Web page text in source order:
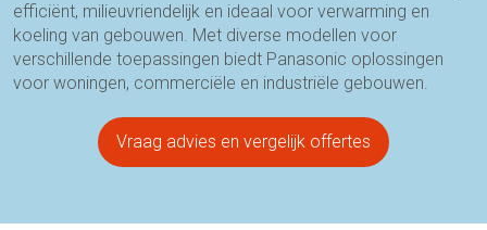
efficiënt, milieuvriendelijk en ideaal voor verwarming en
koeling van gebouwen. Met diverse modellen voor
verschillende toepassingen biedt Panasonic oplossingen
voor woningen, commerciële en industriële gebouwen.
Vraag advies en vergelijk offertes